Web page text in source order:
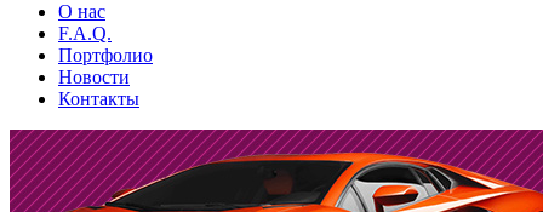
О нас
F.A.Q.
Портфолио
Новости
Контакты